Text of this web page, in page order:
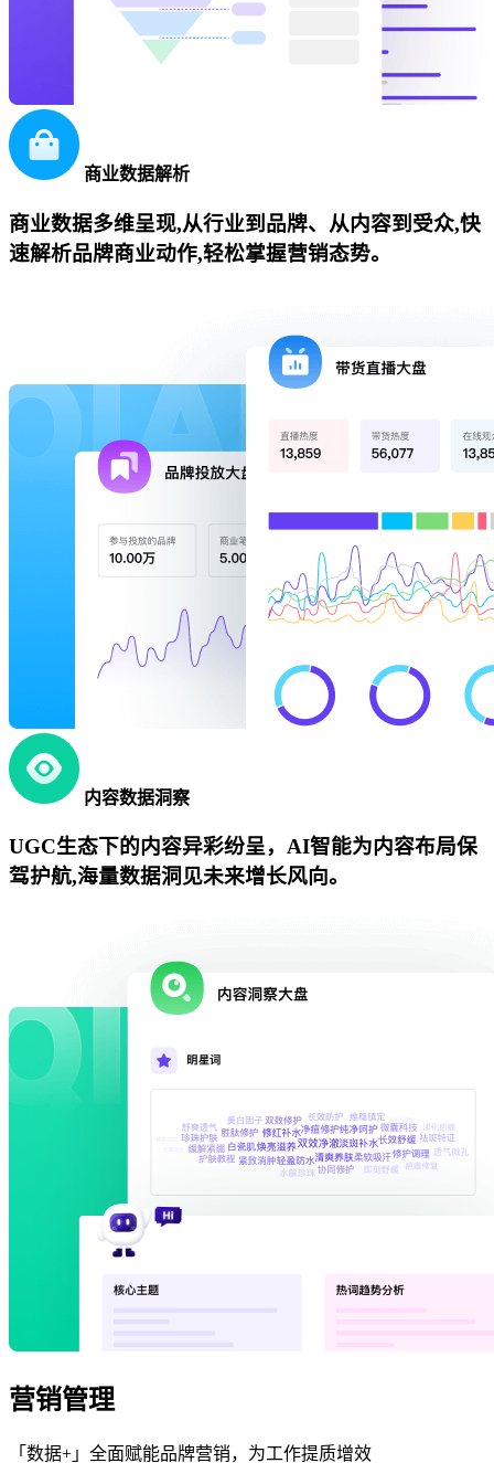
商业数据解析
商业数据多维呈现,从行业到品牌、从内容到受众,快
速解析品牌商业动作,轻松掌握营销态势。
内容数据洞察
UGC生态下的内容异彩纷呈，AI智能为内容布局保
驾护航,海量数据洞见未来增长风向。
营销管理
「数据+」全面赋能品牌营销，为工作提质增效